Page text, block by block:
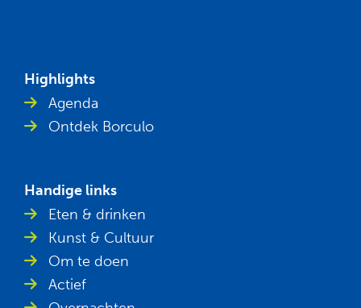
Highlights
Agenda
Ontdek Borculo
Handige links
Eten & drinken
Kunst & Cultuur
Om te doen
Actief